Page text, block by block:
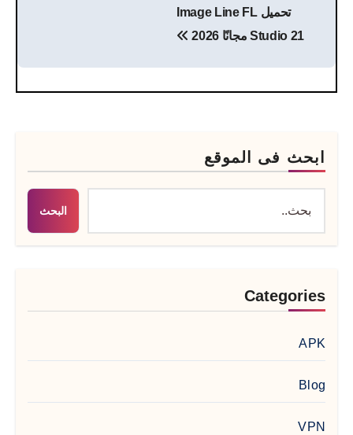
المقالات
تحميل Image Line FL
Studio 21 مجانًا 2026
ابحث فى الموقع
البحث
Categories
APK
Blog
VPN